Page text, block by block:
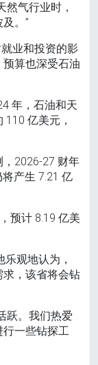
然气行业时，
。”
业和投资的影
算也深受石油
年，石油和天
亿美元，
2026-27 财年
产生 7.21 亿
预计 8.19 亿美
观地认为，
，该省将会钻
跃。我们热爱
一些钻探工